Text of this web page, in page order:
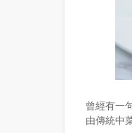
曾經有一
由傳統中